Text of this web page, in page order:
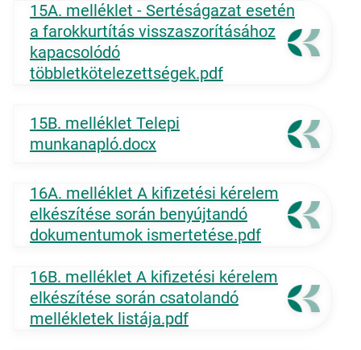
15A. melléklet - Sertéságazat esetén
a farokkurtítás visszaszorításához
kapacsolódó
többletkötelezettségek.pdf
15B. melléklet Telepi
munkanapló.docx
16A. melléklet A kifizetési kérelem
elkészítése során benyújtandó
dokumentumok ismertetése.pdf
16B. melléklet A kifizetési kérelem
elkészítése során csatolandó
mellékletek listája.pdf